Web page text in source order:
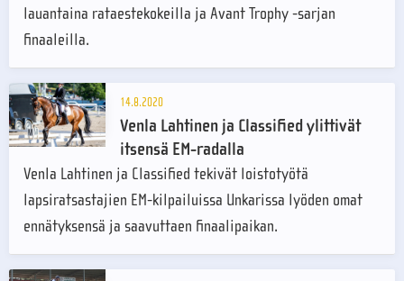
lauantaina rataestekokeilla ja Avant Trophy -sarjan
finaaleilla.
14.8.2020
Venla Lahtinen ja Classified ylittivät
itsensä EM-radalla
Venla Lahtinen ja Classified tekivät loistotyötä
lapsiratsastajien EM-kilpailuissa Unkarissa lyöden omat
ennätyksensä ja saavuttaen finaalipaikan.